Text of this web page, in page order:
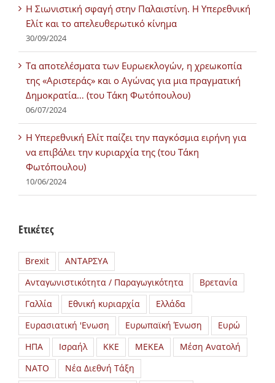
Η Σιωνιστική σφαγή στην Παλαιστίνη. Η Υπερεθνική
Ελίτ και το απελευθερωτικό κίνημα
30/09/2024
Τα αποτελέσματα των Ευρωεκλογών, η χρεωκοπία
της «Αριστεράς» και ο Αγώνας για μια πραγματική
Δημοκρατία… (του Τάκη Φωτόπουλου)
06/07/2024
H Υπερεθνική Ελίτ παίζει την παγκόσμια ειρήνη για
να επιβάλει την κυριαρχία της (του Τάκη
Φωτόπουλου)
10/06/2024
Ετικέτες
Brexit
ΑΝΤΑΡΣΥΑ
Ανταγωνιστικότητα / Παραγωγικότητα
Βρετανία
Γαλλία
Εθνική κυριαρχία
Ελλάδα
Ευρασιατική 'Ενωση
Ευρωπαϊκή Ένωση
Ευρώ
ΗΠΑ
Ισραήλ ΚΚΕ ΜΕΚΕΑ
Μέση Ανατολή
ΝΑΤΟ
Νέα Διεθνή Τάξη